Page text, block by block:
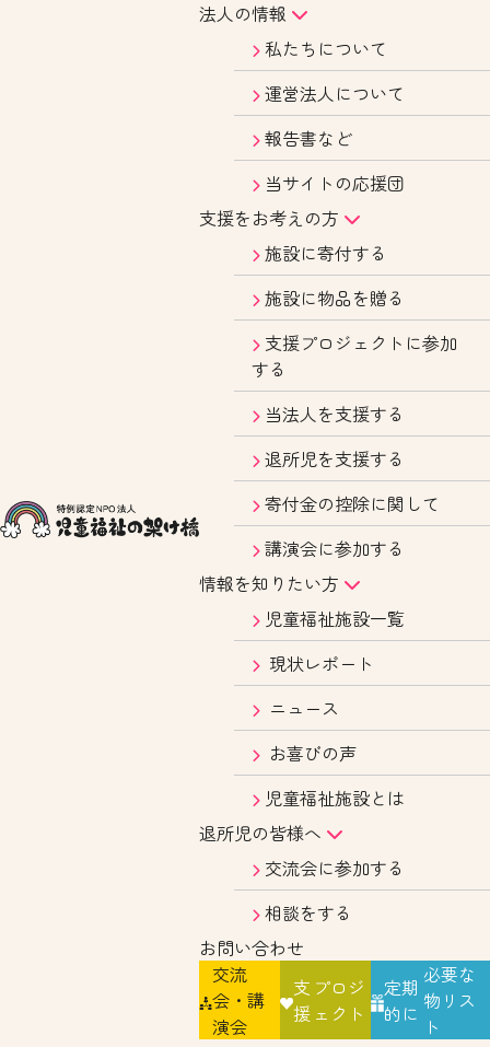
法人の情報
私たちについて
運営法人について
報告書など
当サイトの応援団
支援をお考えの方
施設に寄付する
施設に物品を贈る
支援プロジェクトに参加
する
当法人を支援する
退所児を支援する
寄付金の控除に関して
講演会に参加する
情報を知りたい方
児童福祉施設一覧
現状レポート
ニュース
お喜びの声
児童福祉施設とは
退所児の皆様へ
交流会に参加する
相談をする
お問い合わせ
交流
会・講
演会
支
援
プロジ
ェクト
定期
的に
必要な
物リス
ト